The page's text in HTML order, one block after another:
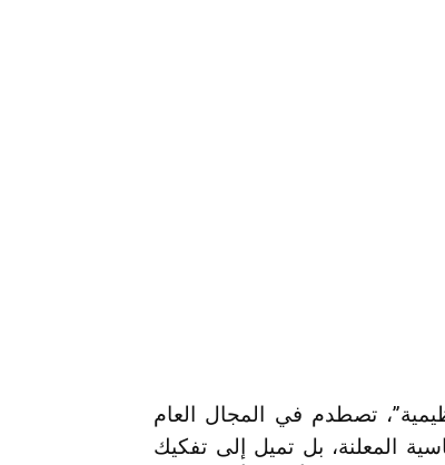
تصطدم في المجال العام
المعلنة، بل تميل إلى تفكيك